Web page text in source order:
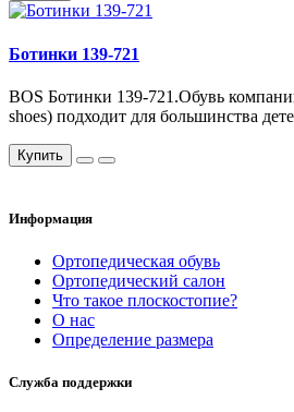
Ботинки 139-721
BOS Ботинки 139-721.Обувь
shoes) подходит для большинства
Купить
Информация
Ортопедическая обувь
Ортопедический салон
Что такое плоскостопие?
О нас
Определение размера
Служба поддержки